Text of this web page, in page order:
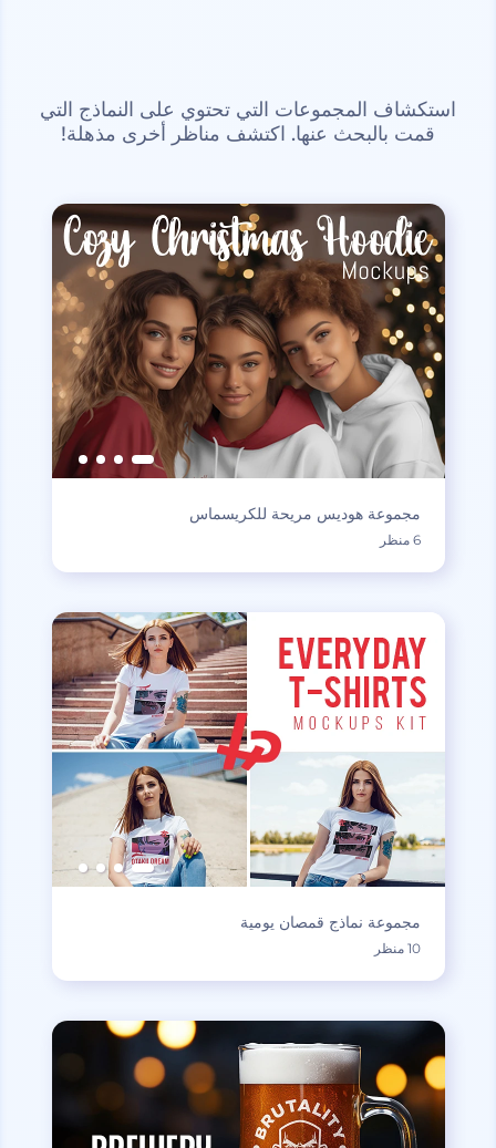
استكشاف المجموعات التي تحتوي على النماذج التي
قمت بالبحث عنها. اكتشف مناظر أخرى مذهلة!
مجموعة هوديس مريحة للكريسماس
6 منظر
مجموعة نماذج قمصان يومية
10 منظر